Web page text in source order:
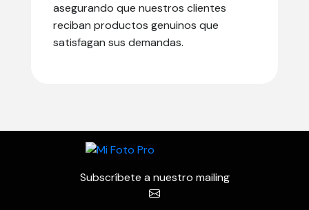
asegurando que nuestros clientes
reciban productos genuinos que
satisfagan sus demandas.
Subscríbete a nuestro mailing